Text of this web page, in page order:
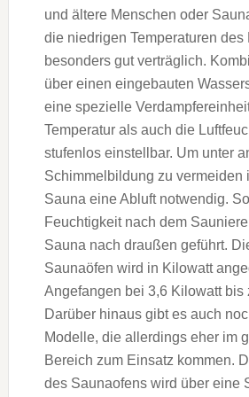
und ältere Menschen oder
die niedrigen Temperaturen des
besonders gut verträglich.
über einen eingebauten
eine spezielle
Temperatur als auch die
stufenlos einstellbar. Um unter
Schimmelbildung zu vermeiden
Sauna eine Abluft notwendig.
Feuchtigkeit nach dem
Sauna nach draußen geführt.
Saunaöfen wird in Kilowatt
Angefangen bei 3,6 Kilowatt bis
Darüber hinaus gibt es auch
Modelle, die allerdings eher im
Bereich zum Einsatz kommen.
des Saunaofens wird über eine